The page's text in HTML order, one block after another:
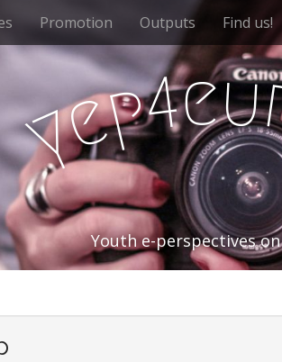
Promotion Outputs Find us!
yep4eu
Youth e-perspectives